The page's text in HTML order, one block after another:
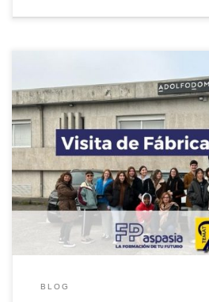
El pasado 5 de Febrero de 2024 los
Temat visitaron la fábrica de Adolfo
Sociedad Textil Lonia, que desarrollan
moda Carolina Herrera (CH) y
actividad es clave para que los
BLOG